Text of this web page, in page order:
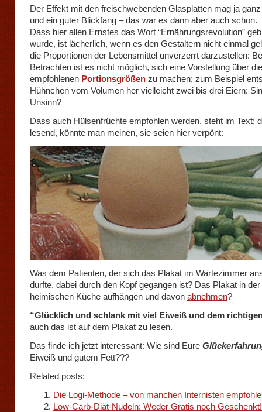
Der Effekt mit den freischwebenden Glasplatten mag ja
und ein guter Blickfang – das war es dann aber auch schon.
Dass hier allen Ernstes das Wort “Ernährungsrevolution”
wurde, ist lächerlich, wenn es den Gestaltern nicht einmal
die Proportionen der Lebensmittel unverzerrt darzustellen:
Betrachten ist es nicht möglich, sich eine Vorstellung über die
empfohlenen Portionsgrößen zu machen; zum Beispiel
Hühnchen vom Volumen her vielleicht zwei bis drei Eiern:
Unsinn?
Dass auch Hülsenfrüchte empfohlen werden, steht im Text;
lesend, könnte man meinen, sie seien hier verpönt:
Was dem Patienten, der sich das Plakat im Wartezimmer
durfte, dabei durch den Kopf gegangen ist? Das Plakat in der
heimischen Küche aufhängen und davon abnehmen?
“Glücklich und schlank mit viel Eiweiß und dem
auch das ist auf dem Plakat zu lesen.
Das finde ich jetzt interessant: Wie sind Eure
Eiweiß und gutem Fett???
Related posts:
Die Logi-Methode – von manchen Internisten
Low-Carb-Diät-Nudeln: Weder Gratis noch Geschenkt!